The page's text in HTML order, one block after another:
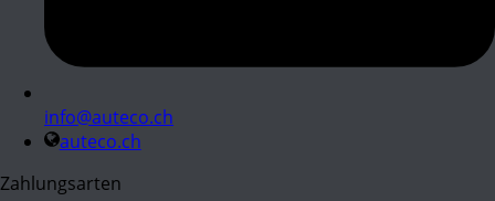
info@auteco.ch
auteco.ch
Zahlungsarten